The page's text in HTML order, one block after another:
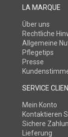
LA MARQUE
Über uns
Rechtliche
Allgemeine
Pflegetips
Presse
SERVICE
Mein Konto
Kontaktieren
Sichere
Lieferung